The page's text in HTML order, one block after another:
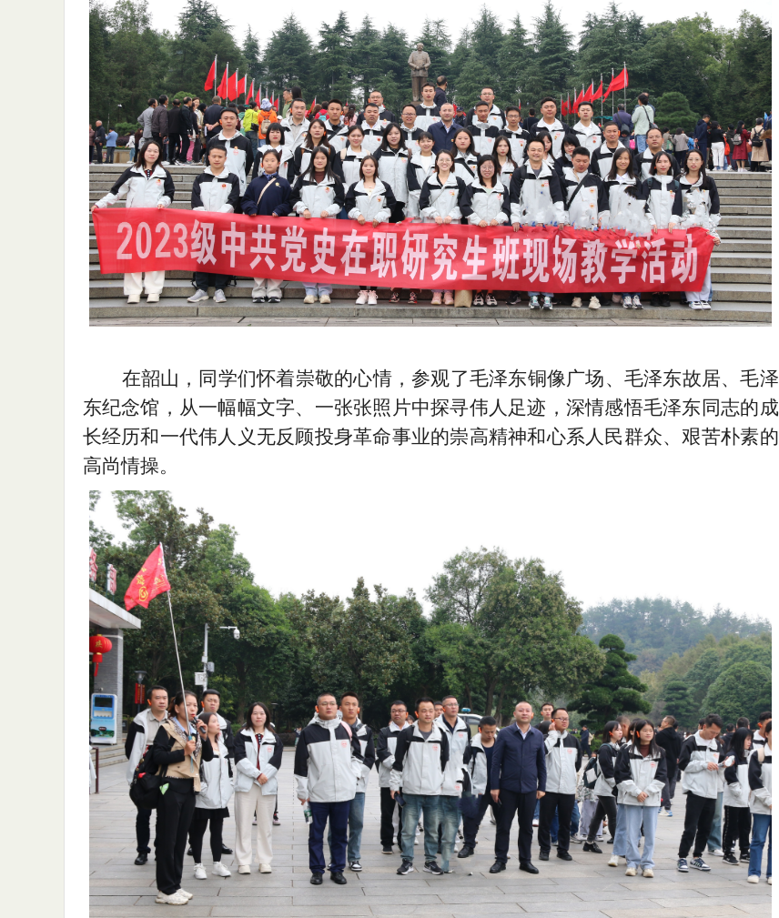
在韶山，同学们怀着崇敬的心情，参观了毛泽东铜像广场、毛泽东故居、毛泽
东纪念馆，从一幅幅文字、一张张照片中探寻伟人足迹， 深情感悟毛泽东同志的成
长经历和一代伟人义无反顾投身革命事业的崇高精神和心系人民群众、艰苦朴素的
高尚情操。